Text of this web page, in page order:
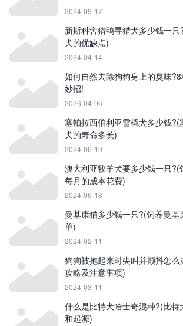
2024-09-17
新斯科舍猎鸭寻猎犬多少钱一
犬的优缺点)
2024-04-14
如何自然去除狗狗身上的臭味
妙招!
2026-04-06
塞帕拉西伯利亚雪橇犬多少钱?(
犬的寿命多长)
2024-06-10
澳大利亚牧羊犬要多少钱一只?(
每月的成本花费)
2024-06-18
曼基康猫多少钱一只?(饲养曼基
单)
2024-02-11
狗狗被抱起来时尖叫并颤抖怎
攻略及注意事项)
2024-03-11
什么是比特犬哈士奇混种?(比特
和起源)